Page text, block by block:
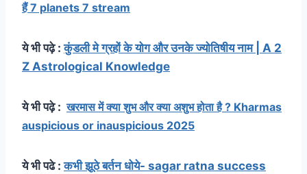
हैं 7 planets 7 stream
ये भी पढ़े :कुंडली मे ग्रहों के योग और उनके ज्योतिषीय नाम | A 2
Z Astrological Knowledge
ये भी पढ़े :खरमास में क्या शुभ और क्या अशुभ होता है ? Kharmas
auspicious or inauspicious 2025
ये भी पढे :कभी झूठे बर्तन धोये- sagar ratna success